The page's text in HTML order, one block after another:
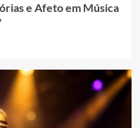
e Afeto em Música